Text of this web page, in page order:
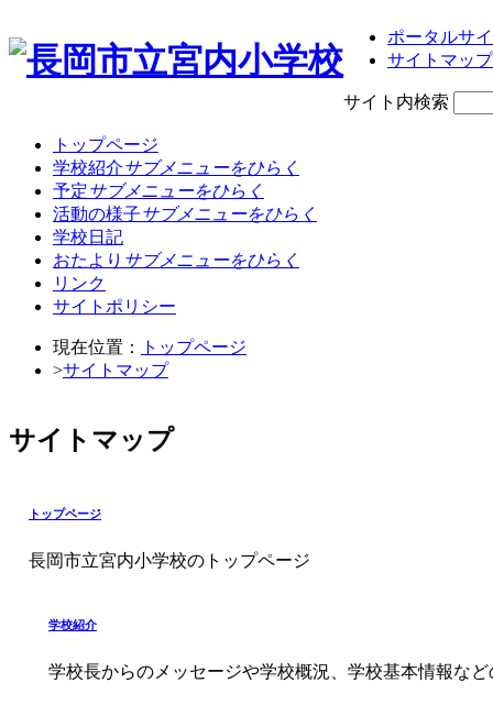
ポータルサ
サイトマップ
サイト内検索
トップページ
学校紹介サブメニューをひらく
予定サブメニューをひらく
活動の様子サブメニューをひらく
学校日記
おたより サブメニューをひらく
リンク
サイトポリシー
現在位置：
トップページ
>サイトマップ
サイトマップ
トップページ
長岡市立宮内小学校のトップページ
学校紹介
学校長からのメッセージや学校概況、学校基本情報な